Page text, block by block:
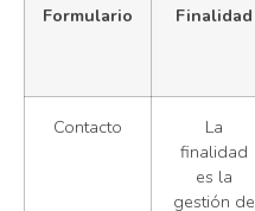
Formulario Finalidad
Contacto
La
finalidad
es la
gestión de